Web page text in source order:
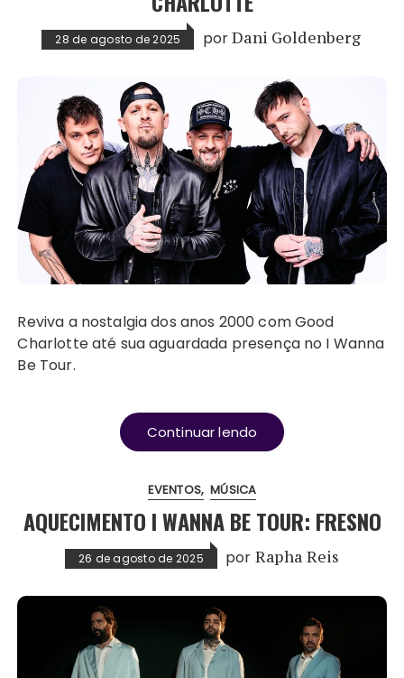
28 de agosto de 2025 porDani Goldenberg
Reviva a nostalgia dos anos 2000 com Good
Charlotte até sua aguardada presença no I Wanna
Be Tour.
Continuar lendo
EVENTOS MÚSICA
AQUECIMENTO I WANNA BE TOUR: FRESNO
26 de agosto de 2025 por Rapha Reis